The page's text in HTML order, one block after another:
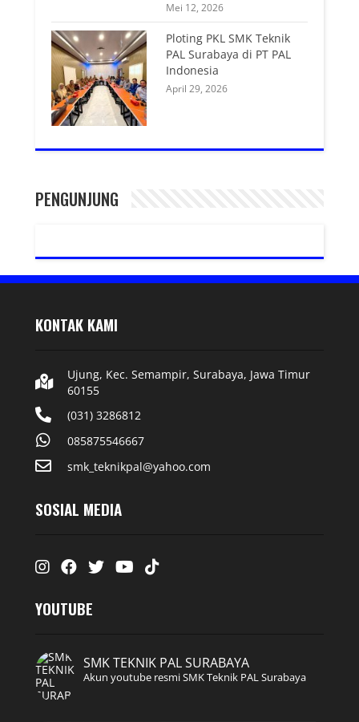
Mei 12, 2026
Ploting PKL SMK Teknik
PAL Surabaya di PT PAL
Indonesia
April 29, 2026
PENGUNJUNG
KONTAK KAMI
Ujung, Kec. Semampir, Surabaya, Jawa Timur
60155
(031) 3286812
085875546667
smk_teknikpal@yahoo.com
SOSIAL MEDIA
Instagram
FacebookTwitterYoutube
Tiktok
YOUTUBE
SMK TEKNIK PAL SURABAYA
Akun youtube resmi SMK Teknik PAL Surabaya